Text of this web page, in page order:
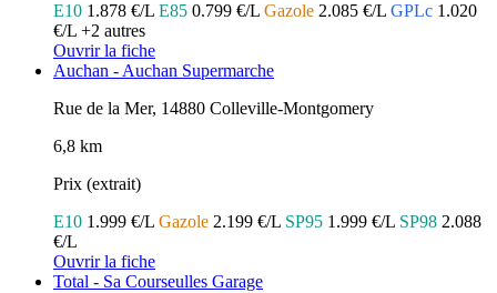
E10 1.878 €/L E85 0.799 €/L Gazole 2.085 €/L GPLc 1.020
€/L +2 autres
Ouvrir la fiche
Auchan - Auchan Supermarche
Rue de la Mer, 14880 Colleville-Montgomery
6,8 km
Prix (extrait)
E10 1.999 €/L Gazole 2.199 €/L SP95 1.999 €/L SP98 2.088
€/L
Ouvrir la fiche
Total - Sa Courseulles Garage